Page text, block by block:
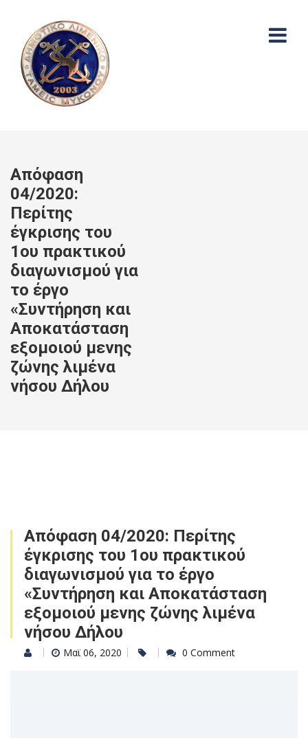
Απόφαση
04/2020:
Περίτης
έγκρισης του
1ου πρακτικού
διαγωνισμού για
το έργο
«Συντήρηση και
Αποκατάσταση
εξομοιού μενης
ζώνης λιμένα
νήσου Δήλου
Απόφαση 04/2020: Περίτης
έγκρισης του 1ου πρακτικού
διαγωνισμού για το έργο
«Συντήρηση και Αποκατάσταση
εξομοιού μενης ζώνης λιμένα
νήσου Δήλου
Μαϊ 06, 2020 0 Comment